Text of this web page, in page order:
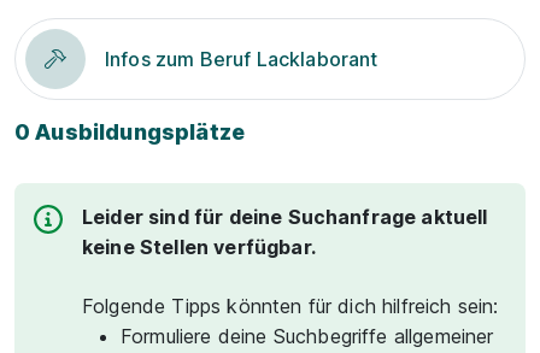
Infos zum Beruf Lacklaborant
0 Ausbildungsplätze
Leider sind für deine Suchanfrage aktuell
keine Stellen verfügbar.
Folgende Tipps könnten für dich hilfreich sein:
Formuliere deine Suchbegriffe allgemeiner